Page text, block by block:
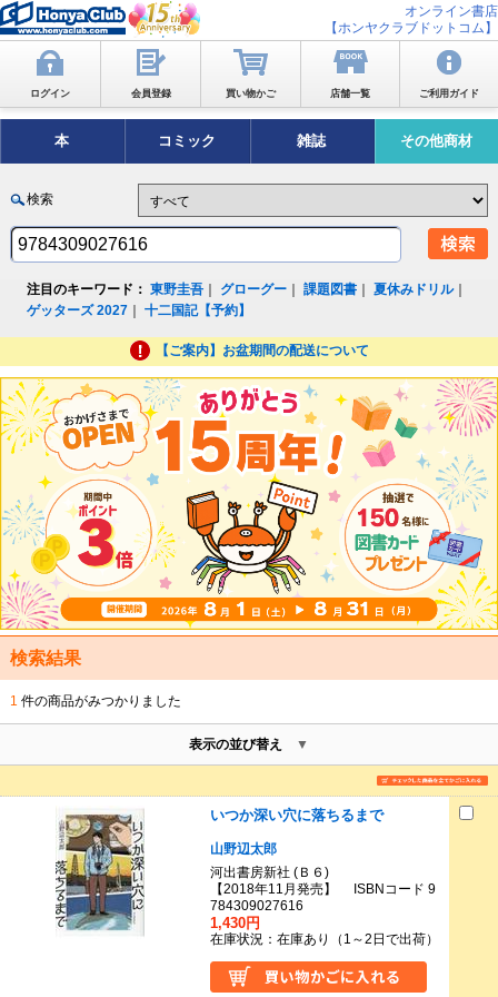
オンライン書店
【ホンヤクラブドットコム】
ログイン 会員登録 買い物かご 店舗一覧 ご利用ガイド
本 コミック 雑誌 その他商材
検索
注目のキーワード： 東野圭吾 グローグー ｜課題図書 ｜夏休みドリル｜
ゲッターズ 2027 ｜十二国記【予約】
【ご案内】お盆期間の配送について
検索結果
1 件の商品がみつかりました
表示の並び替え
いつか深い穴に落ちるまで
山野辺太郎
河出書房新社 (Ｂ６)
【2018年11月発売】 ISBNコード 9
784309027616
1,430円
在庫状況：在庫あり（1～2日で出荷）